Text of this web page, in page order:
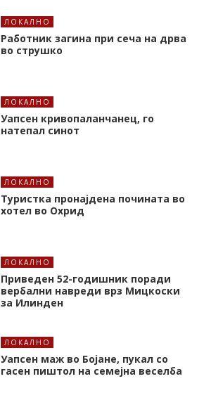
ЛОКАЛНО
Работник загина при сеча на дрва
во струшко
ЛОКАЛНО
Уапсен кривопаланчанец, го
натепал синот
ЛОКАЛНО
Туристка пронајдена почината во
хотел во Охрид
ЛОКАЛНО
Приведен 52-годишник поради
вербални навреди врз Мицкоски
за Илинден
ЛОКАЛНО
Уапсен маж во Бојане, пукал со
гасен пиштол на семејна веселба